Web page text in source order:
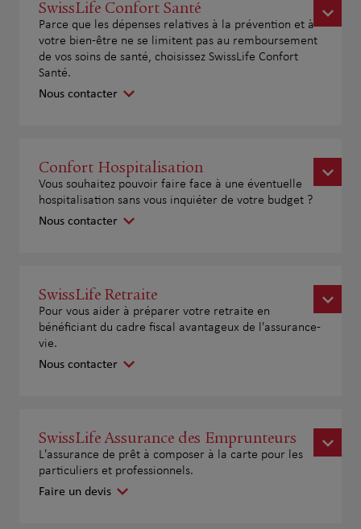
SwissLife Confort Santé
Parce que les dépenses relatives à la prévention et à
votre bien-être ne se limitent pas au remboursement
de vos soins de santé, choisissez SwissLife Confort
Santé.
Nous contacter
Confort Hospitalisation
Vous souhaitez pouvoir faire face à une éventuelle
hospitalisation sans vous inquiéter de votre budget ?
Nous contacter
SwissLife Retraite
Pour vous aider à préparer votre retraite en
bénéficiant du cadre fiscal avantageux de l'assurance-
vie.
Nous contacter
SwissLife Assurance des Emprunteurs
L'assurance de prêt à composer à la carte pour les
particuliers et professionnels.
Faire un devis